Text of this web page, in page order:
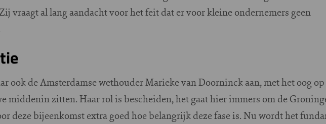
vraagt al lang aandacht voor het feit dat er voor kleine ondernemers geen
ook de Amsterdamse wethouder Marieke van Doorninck aan, met het oog op
middenin zitten. Haar rol is bescheiden, het gaat hier immers om de
deze bijeenkomst extra goed hoe belangrijk deze fase is. Nu wordt het